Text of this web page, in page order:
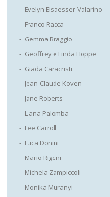
Evelyn Elsaesser-Valarino
Franco Racca
Gemma Braggio
Geoffrey e Linda Hoppe
Giada Caracristi
Jean-Claude Koven
Jane Roberts
Liana Palomba
Lee Carroll
Luca Donini
Mario Rigoni
Michela Zampiccoli
Monika Muranyi